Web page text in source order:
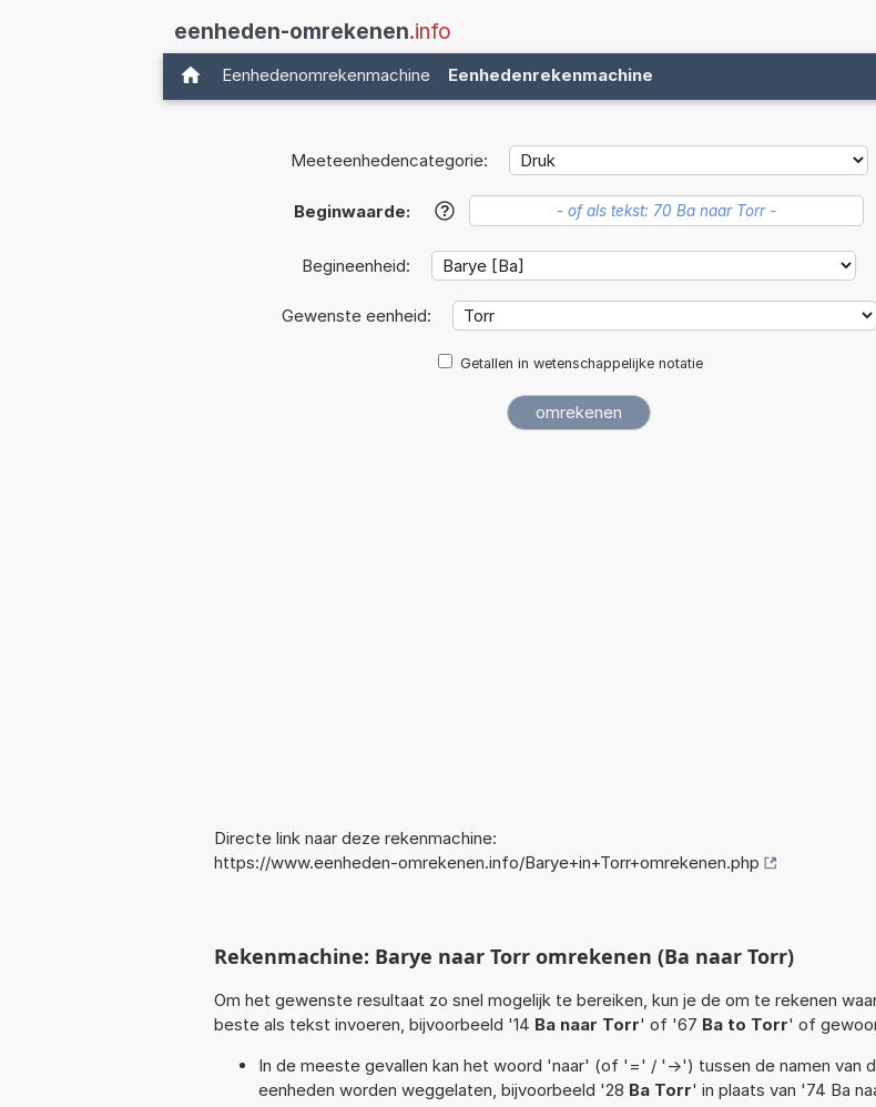
eenheden-omrekenen.info
Eenhedenomrekenmachine Eenhedenrekenmachine
Meeteenhedencategorie:
Beginwaarde: ?
Begineenheid:
Gewenste eenheid:
Getallen in wetenschappelijke notatie
Directe link naar deze rekenmachine:
https://www.eenheden-omrekenen.info/Barye+in+Torr+omrekenen.php
Rekenmachine: Barye naar Torr omrekenen (Ba naar Torr)
Om het gewenste resultaat zo snel mogelijk te bereiken, kun je de om te rekenen
beste als tekst invoeren, bijvoorbeeld '14 Ba naar Torr' of '67 Ba to Torr' of
In de meeste gevallen kan het woord 'naar' (of '=' / '->') tussen de namen van
eenheden worden weggelaten, bijvoorbeeld '28 Ba Torr' in plaats van '74 Ba